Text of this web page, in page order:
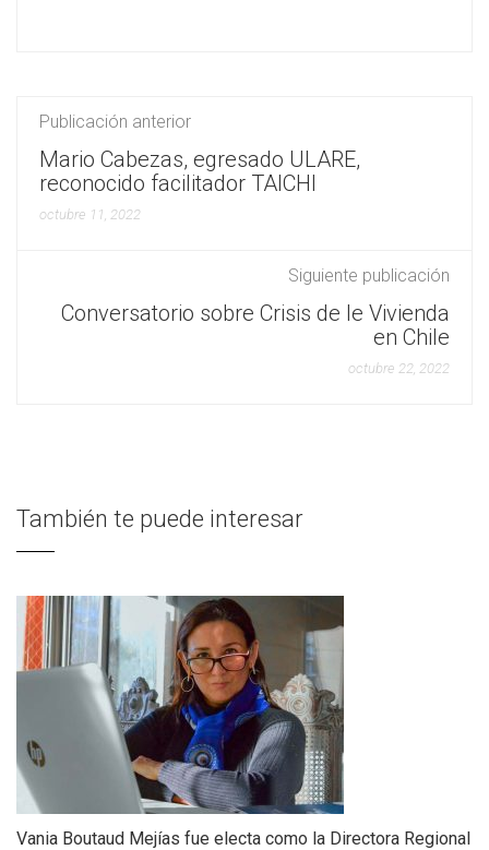
Publicación anterior
Mario Cabezas, egresado ULARE,
reconocido facilitador TAICHI
octubre 11, 2022
Siguiente publicación
Conversatorio sobre Crisis de le Vivienda
en Chile
octubre 22, 2022
También te puede interesar
Vania Boutaud Mejías fue electa como la Directora Regional